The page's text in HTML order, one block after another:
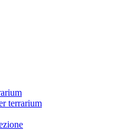
terrarium